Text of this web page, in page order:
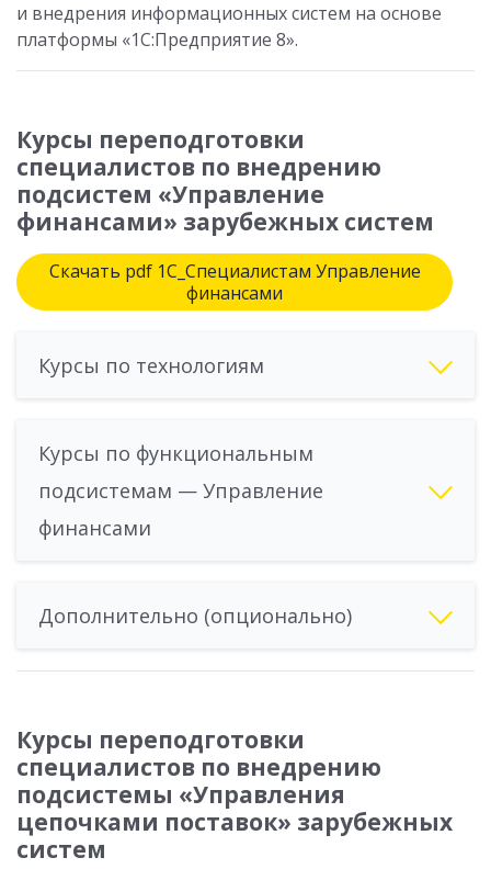
и внедрения информационных систем на основе
платформы «1С:Предприятие 8».
Курсы переподготовки
специалистов по внедрению
подсистем «Управление
финансами» зарубежных систем
Скачать pdf 1С_Специалистам Управление
финансами
Курсы по технологиям
Курсы по функциональным
подсистемам — Управление
финансами
Дополнительно (опционально)
Курсы переподготовки
специалистов по внедрению
подсистемы «Управления
цепочками поставок» зарубежных
систем